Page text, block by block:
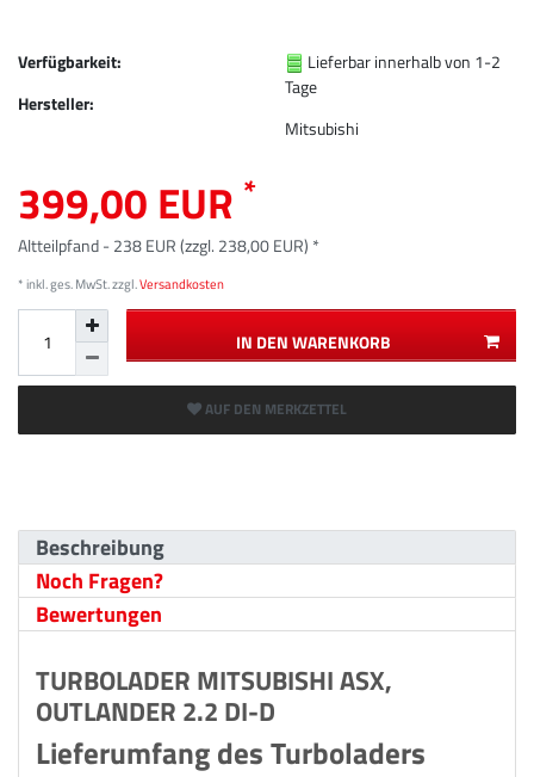
Verfügbarkeit:
Hersteller:
Lieferbar innerhalb von 1-2
Tage
Mitsubishi
399,00 EUR *
Altteilpfand - 238 EUR (zzgl. 238,00 EUR) *
* inkl. ges. MwSt. zzgl.Versandkosten
IN DEN WARENKORB
AUF DEN MERKZETTEL
Beschreibung
Noch Fragen?
Bewertungen
TURBOLADER MITSUBISHI ASX,
OUTLANDER 2.2 DI-D
Lieferumfang des Turboladers